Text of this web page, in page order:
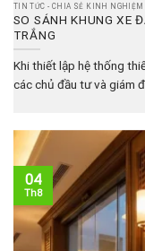
TIN TỨC - CHIA SẺ KINH NGHIỆM
SO SÁNH KHUNG XE
TRẮNG
Khi thiết lập hệ thống
các chủ đầu tư và giám
04
Th8